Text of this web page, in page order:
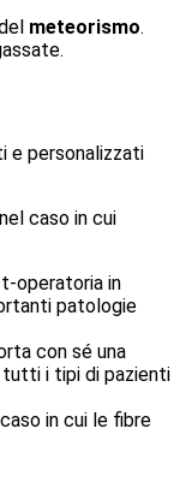
meteorismo.
e personalizzati
caso in cui
operatoria in
patologie
con sé una
tutti i tipi di pazienti
in cui le fibre